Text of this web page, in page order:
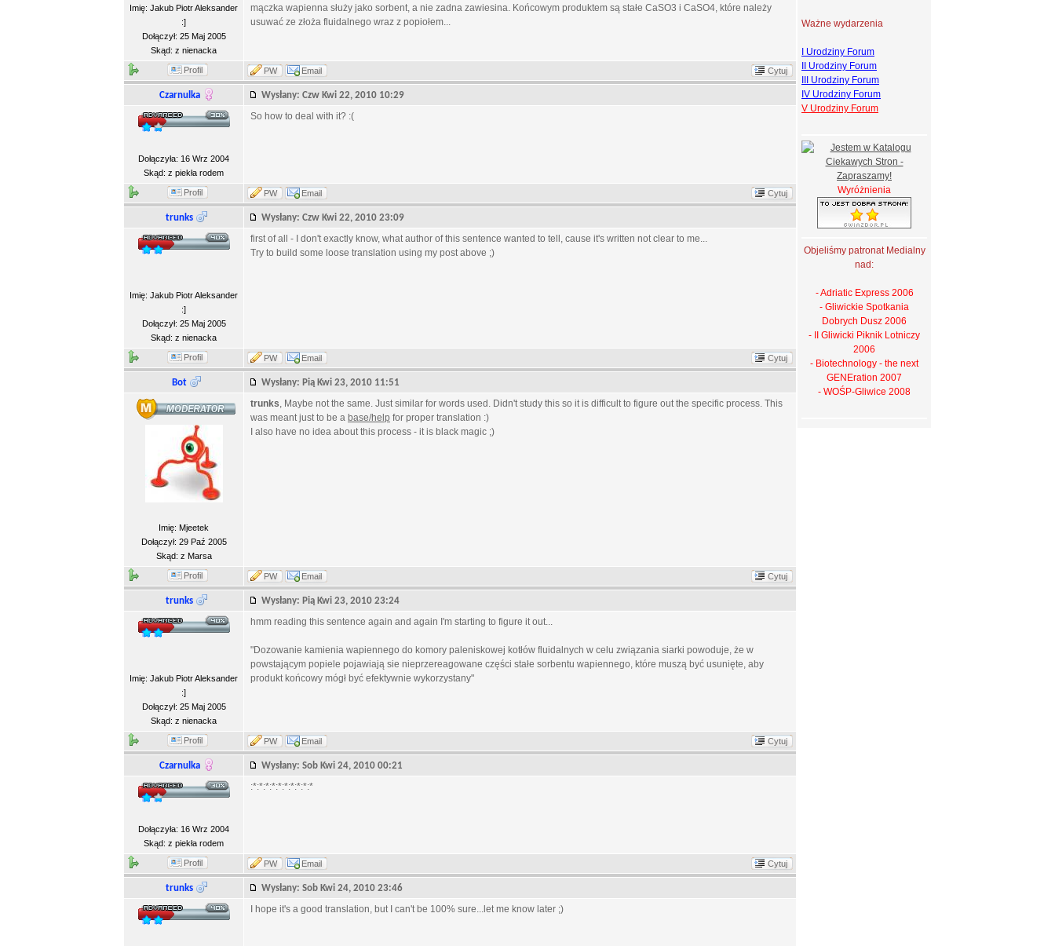
Imię: Jakub Piotr Aleksander
:]
Dołączył: 25 Maj 2005
Skąd: z nienacka
mączka wapienna służy jako sorbent, a nie zadna zawiesina. Końcowym produktem są stałe CaSO3 i CaSO4, które należy
usuwać ze złoża fluidalnego wraz z popiołem...
Profil PW Email Cytuj
Czarnulka Wysłany: Czw Kwi 22, 2010 10:29
Dołączyła: 16 Wrz 2004
Skąd: z piekła rodem
So how to deal with it? :(
Profil PW Email Cytuj
trunks Wysłany: Czw Kwi 22, 2010 23:09
Imię: Jakub Piotr Aleksander
:]
Dołączył: 25 Maj 2005
Skąd: z nienacka
first of all - I don't exactly know, what author of this sentence wanted to tell, cause it's written not clear to me...
Try to build some loose translation using my post above ;)
Profil PW Email Cytuj
Bot Wysłany: Pią Kwi 23, 2010 11:51
Imię: Mjeetek
Dołączył: 29 Paź 2005
Skąd: z Marsa
trunks, Maybe not the same. Just similar for words used. Didn't study this so it is difficult to figure out the specific process. This
was meant just to be a base/help for proper translation :)
I also have no idea about this process - it is black magic ;)
Profil PW Email Cytuj
trunks Wysłany: Pią Kwi 23, 2010 23:24
Imię: Jakub Piotr Aleksander
:]
Dołączył: 25 Maj 2005
Skąd: z nienacka
hmm reading this sentence again and again I'm starting to figure it out...
"Dozowanie kamienia wapiennego do komory paleniskowej kotłów fluidalnych w celu związania siarki powoduje, że w
powstającym popiele pojawiają sie nieprzereagowane części stałe sorbentu wapiennego, które muszą być usunięte, aby
produkt końcowy mógł być efektywnie wykorzystany"
Profil PW Email Cytuj
Czarnulka Wysłany: Sob Kwi 24, 2010 00:21
Dołączyła: 16 Wrz 2004
Skąd: z piekła rodem
:*:*:*:*:*:*:*:*:*:*
Profil PW Email Cytuj
trunks Wysłany: Sob Kwi 24, 2010 23:46
I hope it's a good translation, but I can't be 100% sure...let me know later ;)
Ważne wydarzenia
I Urodziny Forum
II Urodziny Forum
III Urodziny Forum
IV Urodziny Forum
V Urodziny Forum
Wyróżnienia
Objeliśmy patronat Medialny
nad:
- Adriatic Express 2006
- Gliwickie Spotkania
Dobrych Dusz 2006
- II Gliwicki Piknik Lotniczy
2006
- Biotechnology - the next
GENEration 2007
- WOŚP-Gliwice 2008